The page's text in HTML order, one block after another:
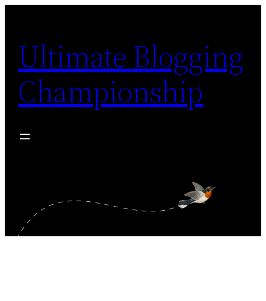
Ultimate Blogging
Championship